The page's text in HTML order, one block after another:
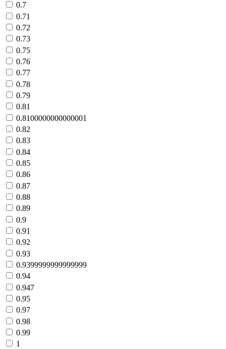
0.7
0.71
0.72
0.73
0.75
0.76
0.77
0.78
0.79
0.81
0.8100000000000001
0.82
0.83
0.84
0.85
0.86
0.87
0.88
0.89
0.9
0.91
0.92
0.93
0.9399999999999999
0.94
0.947
0.95
0.97
0.98
0.99
1